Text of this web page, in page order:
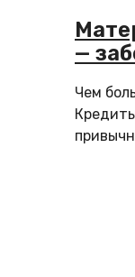
—
Чем